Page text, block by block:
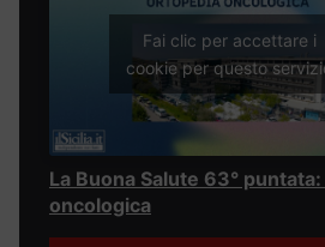
Fai clic per accettare i
cookie per questo
La Buona Salute 63°
oncologica